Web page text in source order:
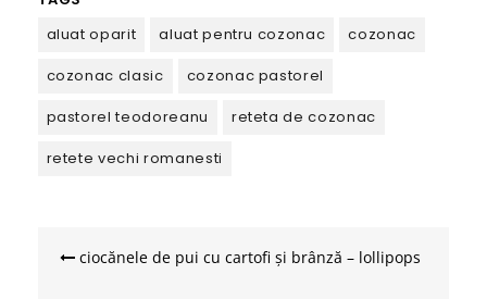
aluat oparit
aluat pentru cozonac
cozonac
cozonac clasic
cozonac pastorel
pastorel teodoreanu
reteta de cozonac
retete vechi romanesti
ciocănele de pui cu cartofi și brânză – lollipops